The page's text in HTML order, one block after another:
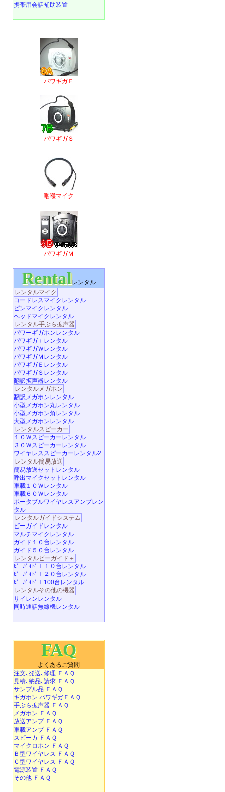
携帯用会話補助装置
パワギガＥ
パワギガＳ
咽喉マイク
パワギガＭ
Rentalレンタル
レンタルマイク
コードレスマイクレンタル
ピンマイクレンタル
ヘッドマイクレンタル
レンタル手ぶら拡声器
パワーギガホンレンタル
パワギガ＋レンタル
パワギガＷレンタル
パワギガＭレンタル
パワギガＥレンタル
パワギガＳレンタル
翻訳拡声器レンタル
レンタルメガホン
翻訳メガホンレンタル
小型メガホン丸レンタル
小型メガホン角レンタル
大型メガホンレンタル
レンタルスピーカー
１０Ｗスピーカーレンタル
３０Ｗスピーカーレンタル
ワイヤレススピーカーレンタル2
レンタル簡易放送
簡易放送セットレンタル
呼出マイクセットレンタル
車載１０Ｗレンタル
車載６０Ｗレンタル
ポータブルワイヤレスアンプレン
タル
レンタルガイドシステム
ビーガイドレンタル
マルチマイクレンタル
ガイド１０台レンタル
ガイド５０台レンタル
レンタルビーガイド＋
ﾋﾞｰｶﾞｲﾄﾞ＋１０台レンタル
ﾋﾞｰｶﾞｲﾄﾞ＋２０台レンタル
ﾋﾞｰｶﾞｲﾄﾞ＋100台レンタル
レンタルその他の機器
サイレンレンタル
同時通話無線機レンタル
FAQ
よくあるご質問
注文､発送､修理 ＦＡＱ
見積､納品､請求 ＦＡＱ
サンプル品 ＦＡＱ
ギガホン パワギガＦＡＱ
手ぶら拡声器 ＦＡＱ
メガホン ＦＡＱ
放送アンプ ＦＡＱ
車載アンプ ＦＡＱ
スピーカ ＦＡＱ
マイクロホン ＦＡＱ
Ｂ型ワイヤレス ＦＡＱ
Ｃ型ワイヤレス ＦＡＱ
電源装置 ＦＡＱ
その他 ＦＡＱ